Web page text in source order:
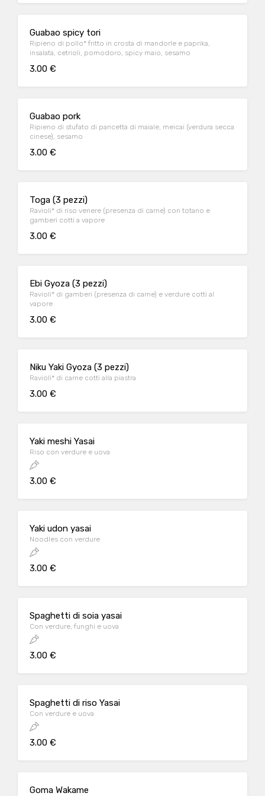
Guabao spicy tori
Ripieno di pollo* fritto in crosta di mandorle e paprika,
insalata, cetrioli, pomodoro, spicy maio, sesamo
3.00 €
Guabao pork
Ripieno di stufato di pancetta di maiale, meicai (verdura secca
cinese), sesamo
3.00 €
Toga (3 pezzi)
Ravioli* di riso venere (presenza di carne) con totano e
gamberi cotti a vapore
3.00 €
Ebi Gyoza (3 pezzi)
Ravioli* di gamberi (presenza di carne) e verdure cotti al
vapore
3.00 €
Niku Yaki Gyoza (3 pezzi)
Ravioli* di carne cotti alla piastra
3.00 €
Yaki meshi Yasai
Riso con verdure e uova
3.00 €
Yaki udon yasai
Noodles con verdure
3.00 €
Spaghetti di soia yasai
Con verdure, funghi e uova
3.00 €
Spaghetti di riso Yasai
Con verdure e uova
3.00 €
Goma Wakame